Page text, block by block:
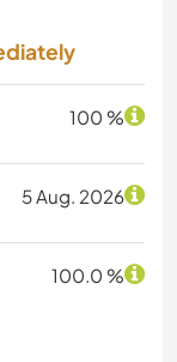
100 %
5 Aug. 2026
100.0 %